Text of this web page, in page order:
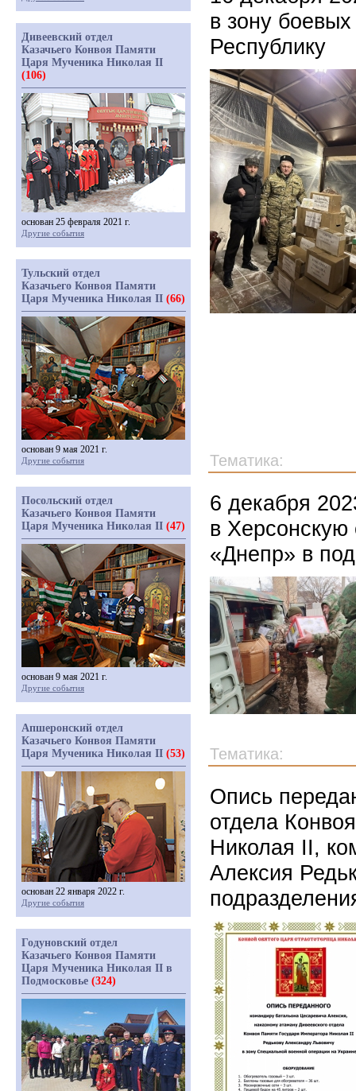
в зону
Республику
Тематика:
6 декабря
в Херсонскую
«Днепр» в
Тематика:
Опись
отдела
Николая II,
Алексия
Дивеевский отдел
Казачьего Конвоя Памяти
Царя Мученика Николая II
(106)
основан 25 февраля 2021 г.
Другие события
Тульский отдел
Казачьего Конвоя Памяти
Царя Мученика Николая II (66)
основан 9 мая 2021 г.
Другие события
Посольский отдел
Казачьего Конвоя Памяти
Царя Мученика Николая II (47)
основан 9 мая 2021 г.
Другие события
Апшеронский отдел
Казачьего Конвоя Памяти
Царя Мученика Николая II (53)
основан 22 января 2022 г.
Другие события
Годуновский отдел
Казачьего Конвоя Памяти
Царя Мученика Николая II в
Подмосковье (324)